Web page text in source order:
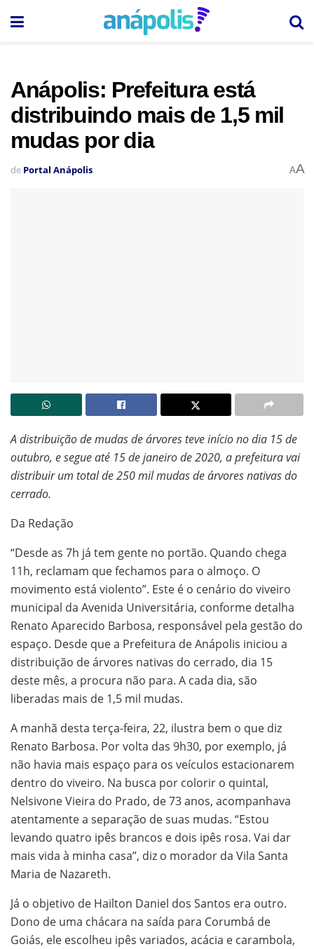
Anápolis: Prefeitura está
distribuindo mais de 1,5 mil
mudas por dia
de Portal Anápolis AA
A distribuição de mudas de árvores teve início no dia 15 de
outubro, e segue até 15 de janeiro de 2020, a prefeitura vai
distribuir um total de 250 mil mudas de árvores nativas do
cerrado.
Da Redação
“Desde as 7h já tem gente no portão. Quando chega
11h, reclamam que fechamos para o almoço. O
movimento está violento”. Este é o cenário do viveiro
municipal da Avenida Universitária, conforme detalha
Renato Aparecido Barbosa, responsável pela gestão do
espaço. Desde que a Prefeitura de Anápolis iniciou a
distribuição de árvores nativas do cerrado, dia 15
deste mês, a procura não para. A cada dia, são
liberadas mais de 1,5 mil mudas.
A manhã desta terça-feira, 22, ilustra bem o que diz
Renato Barbosa. Por volta das 9h30, por exemplo, já
não havia mais espaço para os veículos estacionarem
dentro do viveiro. Na busca por colorir o quintal,
Nelsivone Vieira do Prado, de 73 anos, acompanhava
atentamente a separação de suas mudas. “Estou
levando quatro ipês brancos e dois ipês rosa. Vai dar
mais vida à minha casa”, diz o morador da Vila Santa
Maria de Nazareth.
Já o objetivo de Hailton Daniel dos Santos era outro.
Dono de uma chácara na saída para Corumbá de
Goiás, ele escolheu ipês variados, acácia e carambola,